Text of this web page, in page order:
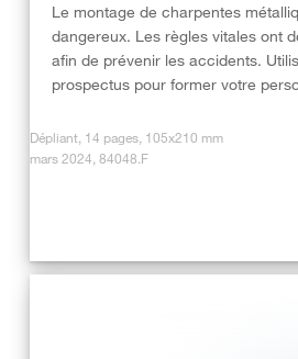
Le montage de charpentes
dangereux. Les règles vitales ont
afin de prévenir les accidents.
prospectus pour former votre
Dépliant, 14 pages, 105x210 mm
mars 2024, 84048.F